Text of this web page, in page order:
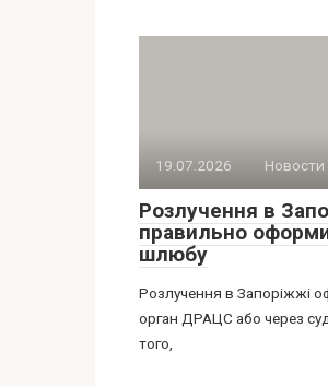
19.07.2026 Новости
Розлучення в
правильно
шлюбу
Розлучення в Запоріжжі
орган ДРАЦС або через
того,